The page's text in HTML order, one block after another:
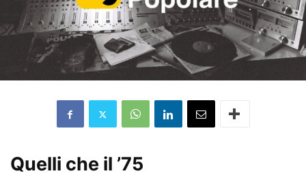
Quelli che il ’75